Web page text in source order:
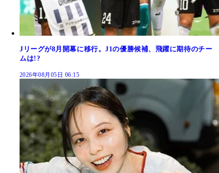
Jリーグが8月開幕に移行。J1の優勝候補、飛躍に期待のチー
ムは!?
2026年08月05日 06:15